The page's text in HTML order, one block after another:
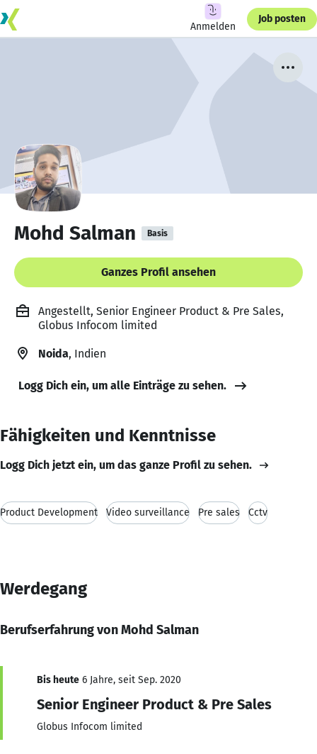
Anmelden
Job posten
Mohd Salman Basis
Ganzes Profil ansehen
Angestellt, Senior Engineer Product & Pre Sales,
Globus Infocom limited
Noida, Indien
Logg Dich ein, um alle Einträge zu sehen.
Fähigkeiten und Kenntnisse
Logg Dich jetzt ein, um das ganze Profil zu sehen.
Product Development Video surveillance Pre sales Cctv
Werdegang
Berufserfahrung von Mohd Salman
Bis heute 6 Jahre, seit Sep. 2020
Senior Engineer Product & Pre Sales
Globus Infocom limited